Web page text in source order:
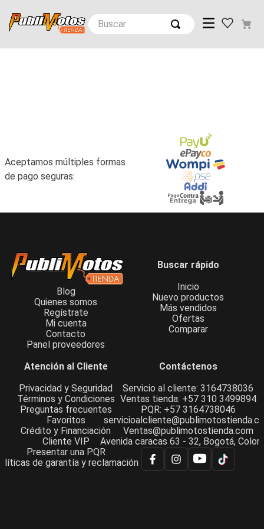
Buscar
Aceptamos múltiples formas
de pago seguras:
Blog
Quienes somos
Regístrate
Mi cuenta
Contacto
Panel proveedores
Buscar rápido
Inicio
Nuevo productos
Más vendidos
Ofertas
Comparar
Atención al Cliente
Privacidad y Seguridad
Términos y Condiciones
Preguntas frecuentes
Favoritos
Crédito y Financiación
Cliente VIP
Presentar una PQR
de garantía y reclamación
Contáctenos
Servicio al cliente: 3164738036
Ventas tienda: +57 310 3499894
PQR: +57 3164738046
Ventas@publimotostienda.com
Avenida caracas 63 - 32, Bogotá,